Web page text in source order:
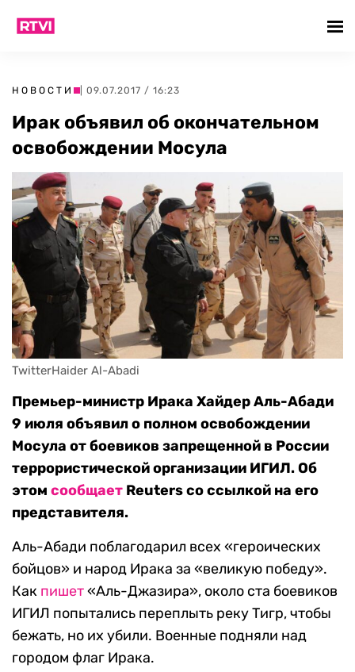
НОВОСТИ | 09.07.2017 / 16:23
Ирак объявил об окончательном
освобождении Мосула
TwitterHaider Al-Abadi
Премьер-министр Ирака Хайдер Аль-Абади
9 июля объявил о полном освобождении
Мосула от боевиков запрещенной в России
террористической организации ИГИЛ. Об
этом сообщает Reuters со ссылкой на его
представителя.
Аль-Абади поблагодарил всех «героических
бойцов» и народ Ирака за «великую победу».
Как пишет«Аль-Джазира», около ста боевиков
ИГИЛ попытались переплыть реку Тигр, чтобы
бежать, но их убили. Военные подняли над
городом флаг Ирака.